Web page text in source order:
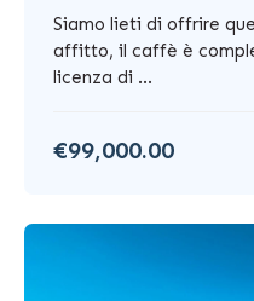
Siamo lieti di offrire
affitto, il caffè è
licenza di ...
€99,000.00